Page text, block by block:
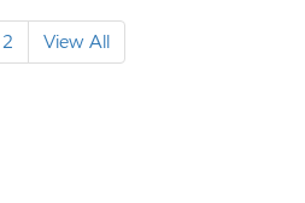
2 View All